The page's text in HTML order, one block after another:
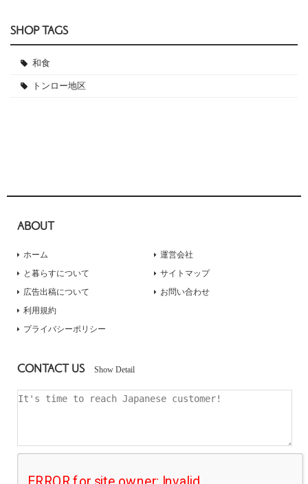
SHOP TAGS
和食
トンロー地区
ABOUT
ホーム
と暮らすについて
広告出稿について
運営会社
サイトマップ
お問い合わせ
利用規約
プライバシーポリシー
CONTACT US Show Detail